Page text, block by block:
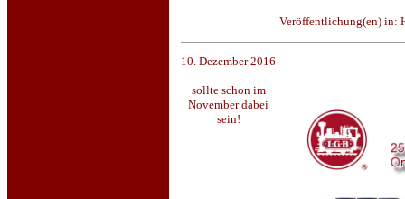
Veröffentlichung(en) in:
10. Dezember 2016
sollte schon im
November dabei
sein!